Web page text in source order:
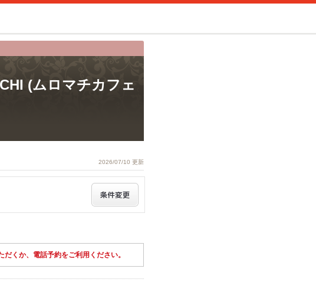
(ムロマチカフェ
2026/07/10 更新
くか、電話予約をご利用ください。